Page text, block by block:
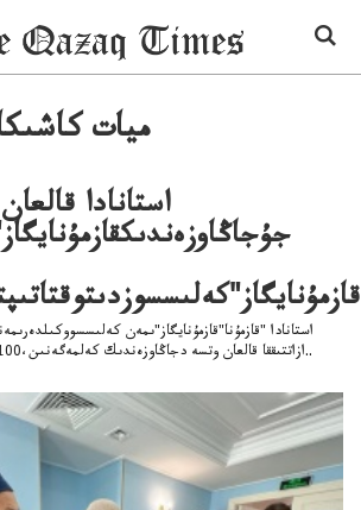
ميات
استانادا
استانادا "قازمۇنا"قازمۇنايگاز"ىمەن
ازاتتىققا قالعان وتسە دجاڭاوزەندىك كەلمەگەنىن،100مۇنايشىە كەلىسسازاتتىققاق..